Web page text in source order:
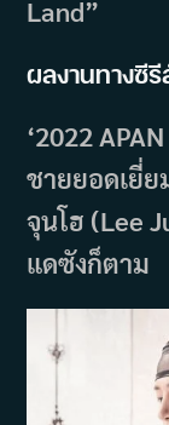
Land”
ผลงานทางซี
‘2022
ชายยอดเยี่
จุนโฮ (Lee
แดซังก็ตาม